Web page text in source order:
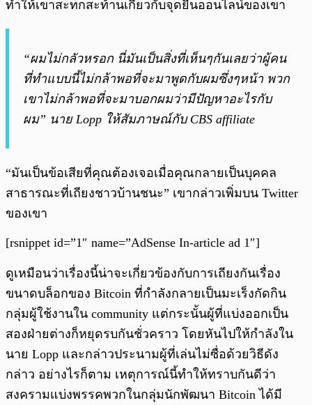
ทำให้เขาสะทกสะท้านเกี่ยวกับจุดยืนออนไลน์ของเขา
“ผมไม่กลัวหรอก นี่มันเป็นสิ่งที่เห็นๆกันเลยว่าผู้คน
ที่ทำแบบนี้ไม่กล้าพอที่จะมาพูดกับผมซึ่งๆหน้า พวก
เขาไม่กล้าพอที่จะมาบอกผมว่ามีปัญหาอะไรกับ
ผม” นาย Lopp ให้สัมภาษณ์กับ CBS affiliate
“มันเป็นข้อเสียที่คุณต้องเจอเมื่อคุณกลายเป็นบุคคล
สาธารณะที่เถียงชาวบ้านชนะ” เขากล่าวเพิ่มบน Twitter
ของเขา
[rsnippet id=”1″ name=”AdSense In-article ad 1″]
ดูเหมือนว่าเรื่องนี้น่าจะเกี่ยวข้องกับการเถียงกันเรื่อง
ขนาดบล็อกของ Bitcoin ที่กำลังกลายเป็นมะเร็งกัดกิน
กลุ่มผู้ใช้งานใน community แต่กระนั้นผู้ที่แบ่งออกเป็น
สองฝ่ายต่างก็หยุดรบกันชั่วคราว โดยหันไปให้กำลังใน
นาย Lopp และกล่าวประนามผู้ที่เล่นไม่ซื่อด้วยวิธีดัง
กล่าว อย่างไรก็ตาม เหตุการณ์นี้ทำให้ทราบกันดีว่า
สงครามแบ่งพรรคพวกในกลุ่มนักพัฒนา Bitcoin ได้มี